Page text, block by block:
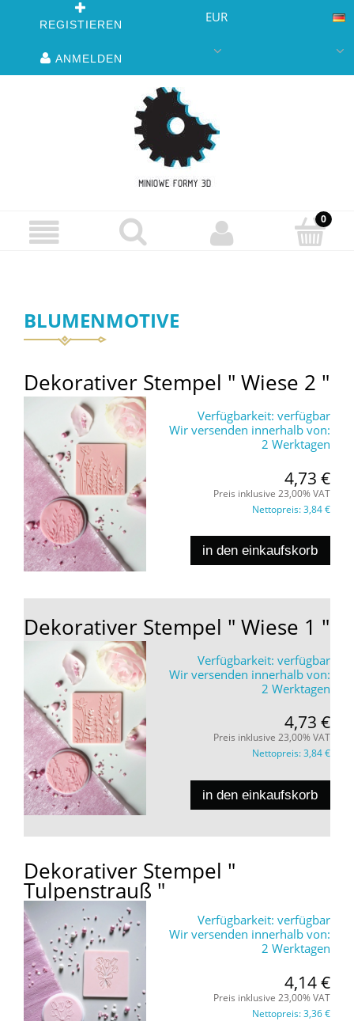
REGISTIEREN
ANMELDEN
EUR
BLUMENMOTIVE
Dekorativer Stempel " Wiese 2 "
Verfügbarkeit: verfügbar
Wir versenden innerhalb von:
2 Werktagen
4,73 €
Preis inklusive 23,00% VAT
Nettopreis:3,84 €
in den einkaufskorb
Dekorativer Stempel " Wiese 1 "
Verfügbarkeit: verfügbar
Wir versenden innerhalb von:
2 Werktagen
4,73 €
Preis inklusive 23,00% VAT
Nettopreis:3,84 €
in den einkaufskorb
Dekorativer Stempel "
Tulpenstrauß "
Verfügbarkeit: verfügbar
Wir versenden innerhalb von:
2 Werktagen
4,14 €
Preis inklusive 23,00% VAT
Nettopreis:3,36 €